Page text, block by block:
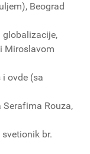
Beograd
globalizacije,
Miroslavom
ovde (sa
Rouza,
br.